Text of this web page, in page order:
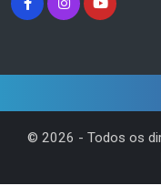
© 2026 - Todos os